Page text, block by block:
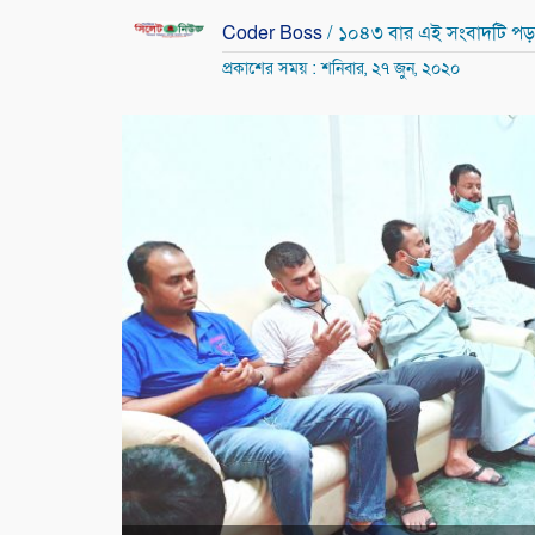
Coder Boss/ ১০৪৩ বার এই সংবাদটি
প্রকাশের সময় : শনিবার, ২৭ জুন, ২০২০